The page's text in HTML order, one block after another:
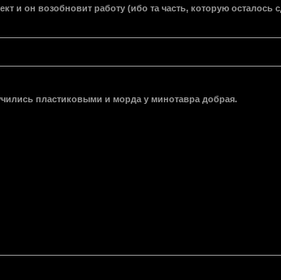
и он возобновит работу (ибо та часть, которую
пластиковыми и морда у минотавра добрая.